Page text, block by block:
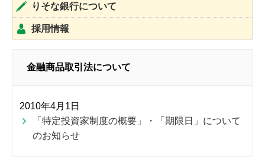
りそな銀行について
採用情報
金融商品取引法について
2010年4月1日
「特定投資家制度の概要」・「期限日」について
のお知らせ